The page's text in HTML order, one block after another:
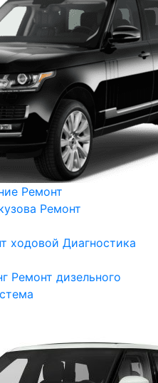
Ремонт
Ремонт
ходовой Диагностика
Ремонт дизельного